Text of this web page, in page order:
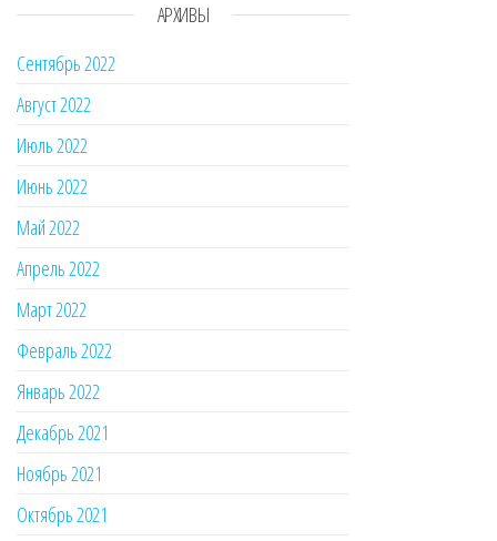
АРХИВЫ
Сентябрь 2022
Август 2022
Июль 2022
Июнь 2022
Май 2022
Апрель 2022
Март 2022
Февраль 2022
Январь 2022
Декабрь 2021
Ноябрь 2021
Октябрь 2021